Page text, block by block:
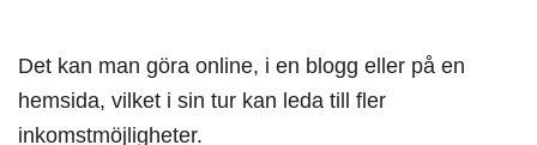
Det kan man göra online, i en blogg eller på en
hemsida, vilket i sin tur kan leda till fler
inkomstmöjligheter.